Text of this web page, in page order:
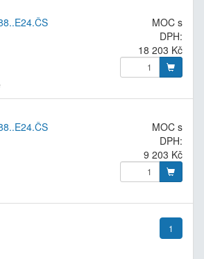
MOC s
DPH:
18 203 Kč
MOC s
DPH:
9 203 Kč
1